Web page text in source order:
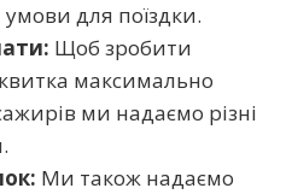
для поїздки.
Щоб зробити
максимально
ми надаємо різні
Ми також надаємо